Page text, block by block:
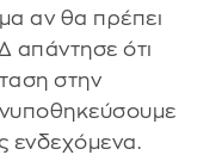
αν θα πρέπει
απάντησε ότι
στην
ενδεχόμενα.